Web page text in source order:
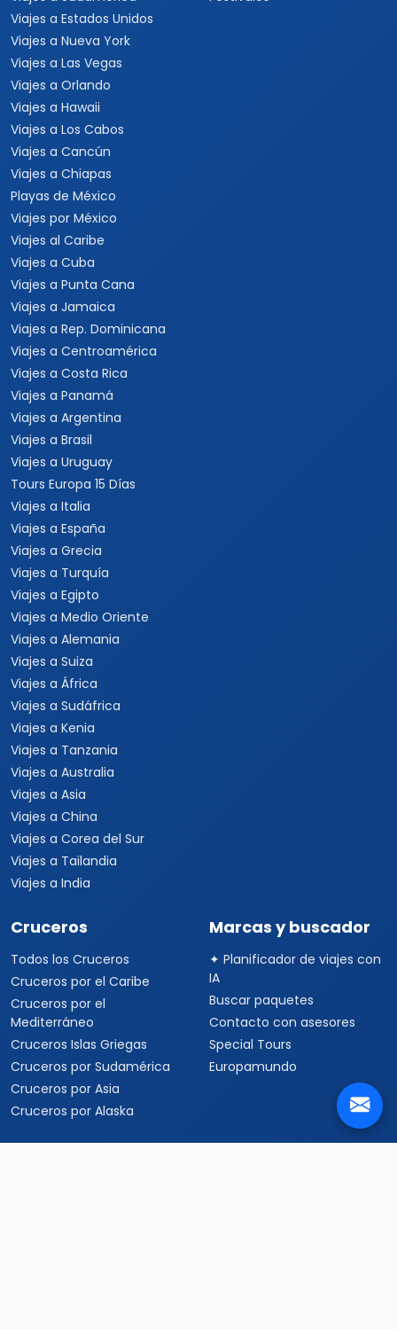
Viajes a Estados Unidos
Viajes a Nueva York
Viajes a Las Vegas
Viajes a Orlando
Viajes a Hawaii
Viajes a Los Cabos
Viajes a Cancún
Viajes a Chiapas
Playas de México
Viajes por México
Viajes al Caribe
Viajes a Cuba
Viajes a Punta Cana
Viajes a Jamaica
Viajes a Rep. Dominicana
Viajes a Centroamérica
Viajes a Costa Rica
Viajes a Panamá
Viajes a Argentina
Viajes a Brasil
Viajes a Uruguay
Tours Europa 15 Días
Viajes a Italia
Viajes a España
Viajes a Grecia
Viajes a Turquía
Viajes a Egipto
Viajes a Medio Oriente
Viajes a Alemania
Viajes a Suiza
Viajes a África
Viajes a Sudáfrica
Viajes a Kenia
Viajes a Tanzania
Viajes a Australia
Viajes a Asia
Viajes a China
Viajes a Corea del Sur
Viajes a Tailandia
Viajes a India
Cruceros
Todos los Cruceros
Cruceros por el Caribe
Cruceros por el
Mediterráneo
Cruceros Islas Griegas
Cruceros por Sudamérica
Cruceros por Asia
Cruceros por Alaska
Marcas y buscador
✦ Planificador de viajes con
IA
Buscar paquetes
Contacto con asesores
Special Tours
Europamundo